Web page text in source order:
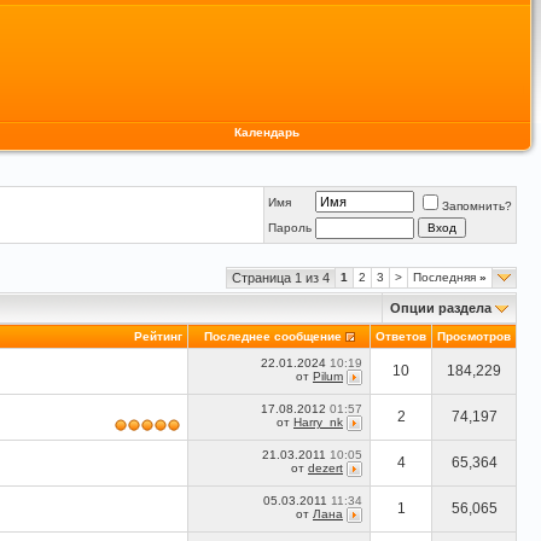
Календарь
Имя
Запомнить?
Пароль
Страница 1 из 4 1 2 3 > Последняя »
Опции раздела
Рейтинг Последнее сообщение Ответов Просмотров
22.01.2024 10:19
от Pilum 10 184,229
17.08.2012 01:57
от Harry_nk 2 74,197
21.03.2011 10:05
от dezert 4 65,364
05.03.2011 11:34
от Лана 1 56,065